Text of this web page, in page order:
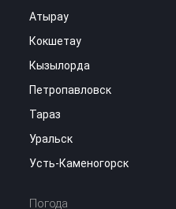
Атырау
Кокшетау
Кызылорда
Петропавловск
Тараз
Уральск
Усть-Каменогорск
Погода